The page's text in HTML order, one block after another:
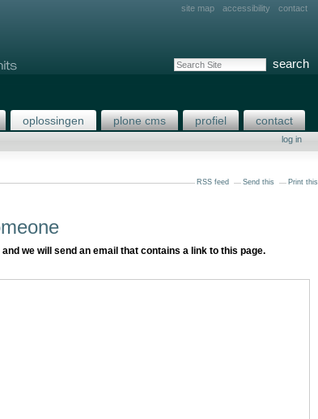
site map accessibility contact
search site
oplossingen plone cms profiel contact
log in
RSS feed Send this Print this
we will send an email that contains a link to this page.